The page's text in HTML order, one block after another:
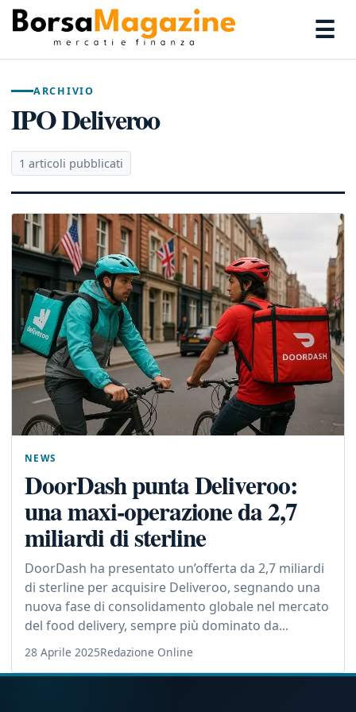
☰
ARCHIVIO
IPO Deliveroo
1 articoli pubblicati
NEWS
DoorDash punta Deliveroo:
una maxi-operazione da 2,7
miliardi di sterline
DoorDash ha presentato un’offerta da 2,7 miliardi
di sterline per acquisire Deliveroo, segnando una
nuova fase di consolidamento globale nel mercato
del food delivery, sempre più dominato da...
28 Aprile 2025Redazione Online